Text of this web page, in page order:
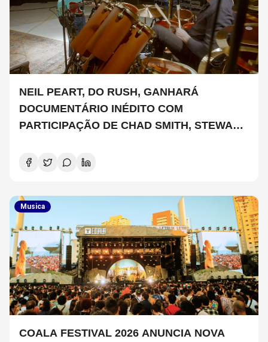
NEIL PEART, DO RUSH, GANHARÁ
DOCUMENTÁRIO INÉDITO COM
PARTICIPAÇÃO DE CHAD SMITH, STEWART
Musica
COALA FESTIVAL 2026 ANUNCIA NOVA